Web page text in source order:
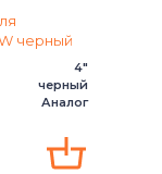
черный
4"
черный
Аналог